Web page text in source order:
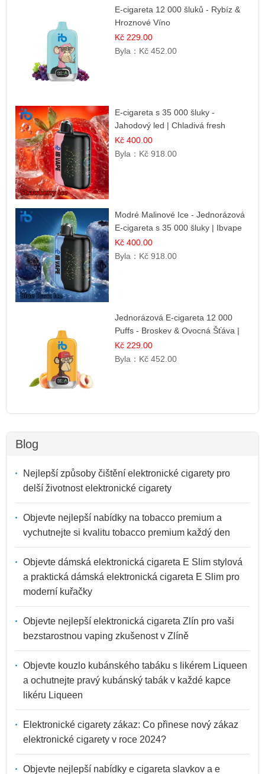
E-cigareta 12 000 šluků - Rybíz &
Hroznové Víno
Kč 229.00
Byla： Kč 452.00
E-cigareta s 35 000 šluky -
Jahodový led | Chladivá fresh
příchuť
Kč 400.00
Byla： Kč 918.00
Modré Malinové Ice - Jednorázová
E-cigareta s 35 000 šluky | Ibvape
Kč 400.00
Byla： Kč 918.00
Jednorázová E-cigareta 12 000
Puffs - Broskev & Ovocná Šťáva |
Osvěžující ovocná směs
Kč 229.00
Byla： Kč 452.00
Blog
Nejlepší způsoby čištění elektronické cigarety pro
delší životnost elektronické cigarety
Objevte nejlepší nabídky na tobacco premium a
vychutnejte si kvalitu tobacco premium každý den
Objevte dámská elektronická cigareta E Slim stylová
a praktická dámská elektronická cigareta E Slim pro
moderní kuřačky
Objevte nejlepší elektronická cigareta Zlín pro vaši
bezstarostnou vaping zkušenost v Zlíně
Objevte kouzlo kubánského tabáku s likérem Liqueen
a ochutnejte pravý kubánský tabák v každé kapce
likéru Liqueen
Elektronické cigarety zákaz: Co přinese nový zákaz
elektronické cigarety v roce 2024?
Objevte nejlepší nabídky e cigareta slavkov a e